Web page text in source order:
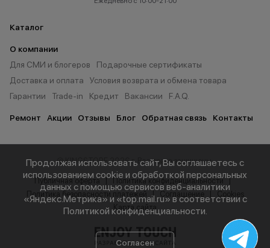
Каталог
О компании
Для СМИ и блогеров
Подарочные сертификаты
Доставка и оплата
Условия возврата и обмена товара
Гарантии
Trade-in Кредит Вакансии F.A.Q.
Ремонт Акции Отзывы Блог Обратная связь Контакты
© KINGSTORE 2026 г. Все права защищены.
Публичная оферта
Политика конфиденциальности
Политика безопасности платежей
Карта сайта
Продолжая использовать сайт, Вы соглашаетесь с
использованием cookie и обработкой персональных
данных с помощью сервисов веб-аналитики
«Яндекс.Метрика» и «top.mail.ru» в соответствии с
Политикой конфиденциальности.
Согласен